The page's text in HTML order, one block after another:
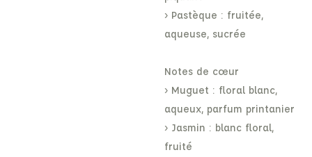
› Pastèque : fruitée,
aqueuse, sucrée
Notes de cœur
› Muguet : floral blanc,
aqueux, parfum printanier
› Jasmin : blanc floral,
fruité